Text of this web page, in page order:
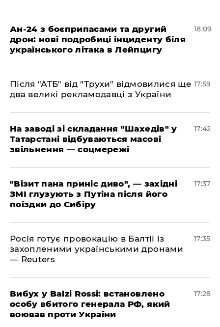
​Ан-24 з боєприпасами та другий
дрон: нові подробиці інциденту біля
українського літака в Лейпцигу
18:09
​Після "АТБ" від "Трухи" відмовилися ще
два великі рекламодавці з України
17:59
​На заводі зі складання "Шахедів" у
Татарстані відбуваються масові
звільнення — соцмережі
17:42
"Візит пана приніс диво", — західні
ЗМІ глузують з Путіна після його
поїздки до Сибіру
17:37
Росія готує провокацію в Балтії із
захопленими українськими дронами
— Reuters
17:35
​Вибух у Balzi Rossi: встановлено
особу вбитого генерала РФ, який
воював проти України
17:28